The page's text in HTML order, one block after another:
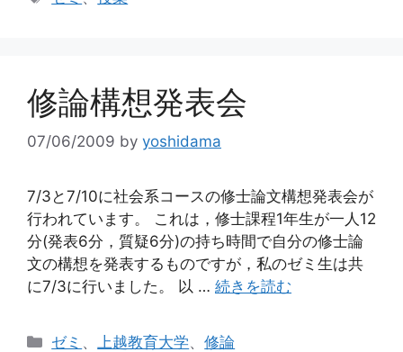
修論構想発表会
07/06/2009 by yoshidama
7/3と7/10に社会系コースの修士論文構想発表会が
行われています。 これは，修士課程1年生が一人12
分(発表6分，質疑6分)の持ち時間で自分の修士論
文の構想を発表するものですが，私のゼミ生は共
に7/3に行いました。 以 … 続きを読む
カ
ゼミ 、上越教育大学、修論